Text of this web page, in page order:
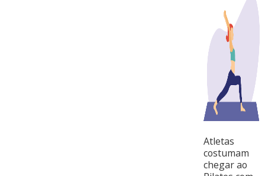
Atletas
costumam
chegar ao